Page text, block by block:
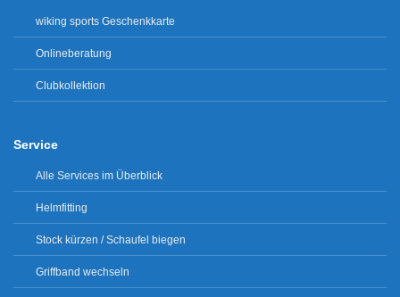
wiking sports Geschenkkarte
Onlineberatung
Clubkollektion
Service
Alle Services im Überblick
Helmfitting
Stock kürzen / Schaufel biegen
Griffband wechseln